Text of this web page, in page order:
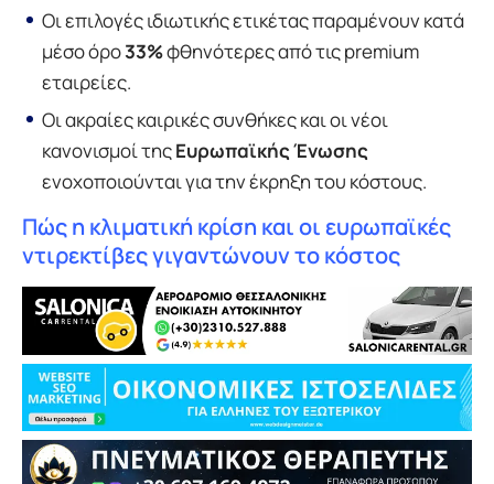
Οι επιλογές ιδιωτικής ετικέτας παραμένουν κατά
μέσο όρο33%φθηνότερες από τις premium
εταιρείες.
Οι ακραίες καιρικές συνθήκες και οι νέοι
κανονισμοί τηςΕυρωπαϊκής Ένωσης
ενοχοποιούνται για την έκρηξη του κόστους.
Πώς η κλιματική κρίση και οι ευρωπαϊκές
ντιρεκτίβες γιγαντώνουν το κόστος